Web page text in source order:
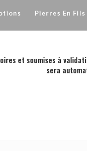
Pierres En Fils
et soumises à
sera